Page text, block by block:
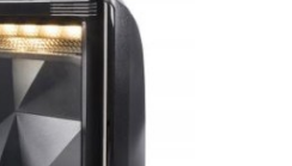
DO KOSZYKA